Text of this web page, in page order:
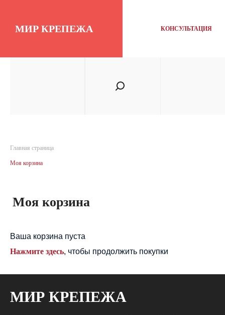
МИР КРЕПЕЖА КОНСУЛЬТАЦИЯ
Главная страница
Моя корзина
Моя корзина
Ваша корзина пуста
Нажмите здесь, чтобы продолжить покупки
МИР КРЕПЕЖА